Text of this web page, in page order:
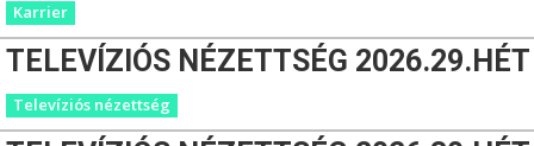
Karrier
TELEVÍZIÓS NÉZETTSÉG 2026.29.HÉT
Televíziós nézettség